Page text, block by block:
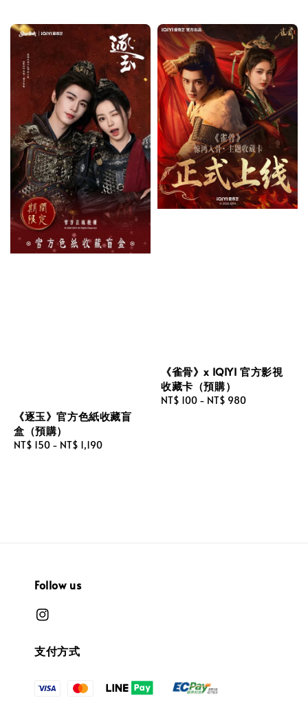
《逐玉》官方色紙收藏盲
盒（預購）
Regular
NT$ 150 - NT$ 1,190
《雀骨》x IQIYI 官方影視
收藏卡（預購）
Regular
NT$ 100 - NT$ 980
Follow us
支付方式